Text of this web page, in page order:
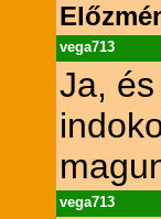
vega713
Ja,
vega713